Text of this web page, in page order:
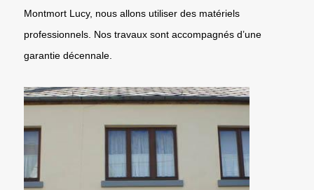
Montmort Lucy, nous allons utiliser des matériels
professionnels. Nos travaux sont accompagnés d’une
garantie décennale.